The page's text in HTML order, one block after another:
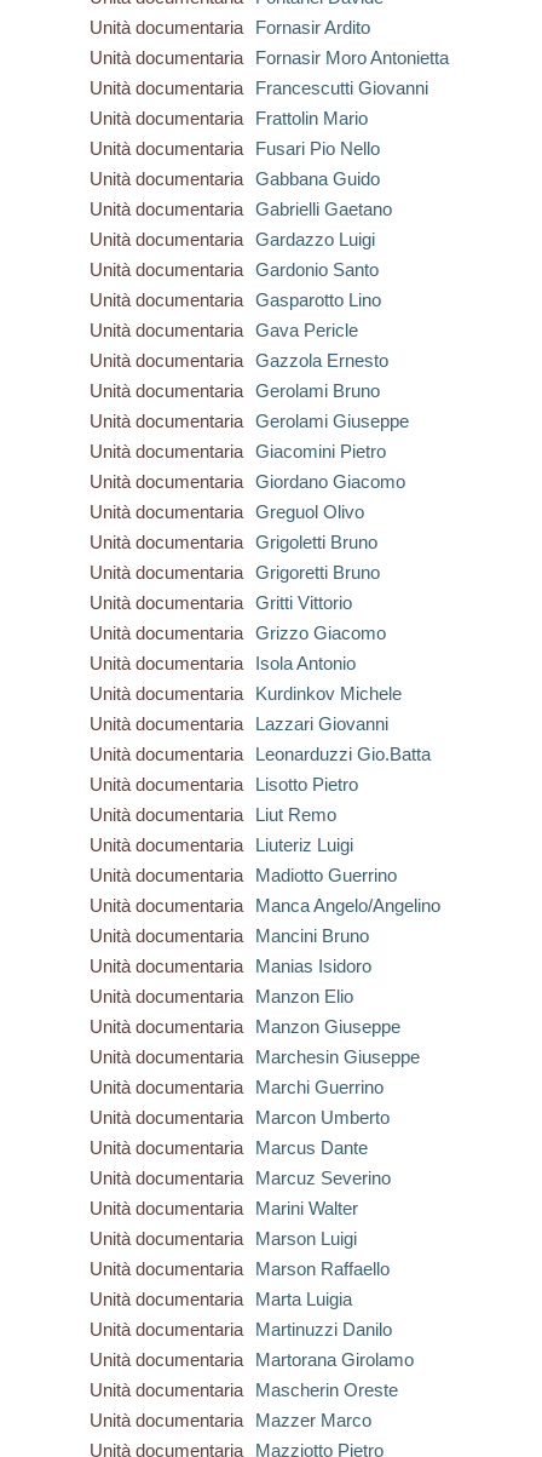
Unità documentaria
Fornasir Ardito
Unità documentaria
Fornasir Moro Antonietta
Unità documentaria
Francescutti Giovanni
Unità documentaria
Frattolin Mario
Unità documentaria
Fusari Pio Nello
Unità documentaria
Gabbana Guido
Unità documentaria
Gabrielli Gaetano
Unità documentaria
Gardazzo Luigi
Unità documentaria
Gardonio Santo
Unità documentaria
Gasparotto Lino
Unità documentaria
Gava Pericle
Unità documentaria
Gazzola Ernesto
Unità documentaria
Gerolami Bruno
Unità documentaria
Gerolami Giuseppe
Unità documentaria
Giacomini Pietro
Unità documentaria
Giordano Giacomo
Unità documentaria
Greguol Olivo
Unità documentaria
Grigoletti Bruno
Unità documentaria
Grigoretti Bruno
Unità documentaria
Gritti Vittorio
Unità documentaria
Grizzo Giacomo
Unità documentaria
Isola Antonio
Unità documentaria
Kurdinkov Michele
Unità documentaria
Lazzari Giovanni
Unità documentaria
Leonarduzzi Gio.Batta
Unità documentaria
Lisotto Pietro
Unità documentaria
Liut Remo
Unità documentaria
Liuteriz Luigi
Unità documentaria
Madiotto Guerrino
Unità documentaria
Manca Angelo/Angelino
Unità documentaria
Mancini Bruno
Unità documentaria
Manias Isidoro
Unità documentaria
Manzon Elio
Unità documentaria
Manzon Giuseppe
Unità documentaria
Marchesin Giuseppe
Unità documentaria
Marchi Guerrino
Unità documentaria
Marcon Umberto
Unità documentaria
Marcus Dante
Unità documentaria
Marcuz Severino
Unità documentaria
Marini Walter
Unità documentaria
Marson Luigi
Unità documentaria
Marson Raffaello
Unità documentaria
Marta Luigia
Unità documentaria
Martinuzzi Danilo
Unità documentaria
Martorana Girolamo
Unità documentaria
Mascherin Oreste
Unità documentaria
Mazzer Marco
Unità documentaria
Mazziotto Pietro